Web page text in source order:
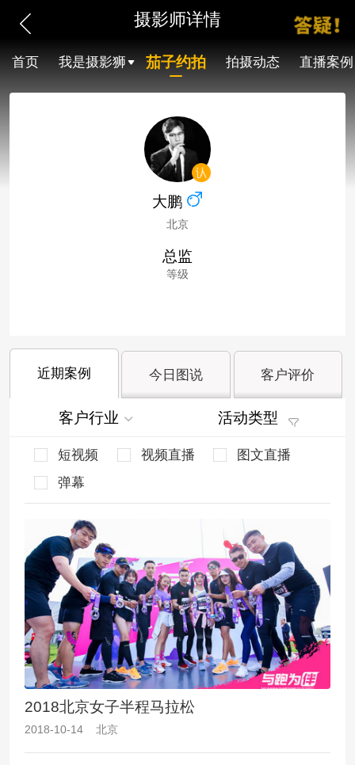
摄影师详情
首页 我是摄影狮 茄子约拍 拍摄动态 直播案例
大鹏
北京
总监
等级
近期案例 今日图说 客户评价
客户行业 活动类型
短视频 视频直播
图文直播
弹幕
2018北京女子半程马拉松
2018-10-14 北京